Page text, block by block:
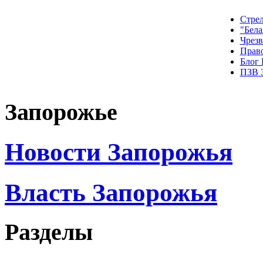
Блог
ПЗВ
Запорожье
Новости Запорожья
Власть Запорожья
Разделы